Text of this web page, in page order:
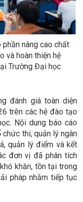
nâng cao chất
và hoàn thiện hệ
Trường Đại học
đánh giá toàn diện
trên các hệ đào tạo
Nội dung báo cáo
thi, quản lý ngân
quản lý điểm và kết
đơn vị đã phân tích
khăn, tồn tại trong
pháp nhằm tiếp tục